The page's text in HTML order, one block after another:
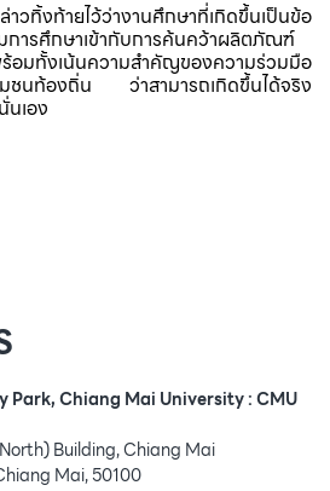
งท้ายไว้ว่างานศึกษาที่เกิดขึ้นเป็นข้อ
การศึกษาเข้ากับการค้นคว้าผลิตภัณฑ์
งเน้นความสำคัญของความร่วมมือ
มชนท้องถิ่น ว่าสามารถเกิดขึ้นได้จริง
นเอง
Park, Chiang Mai University : CMU
Building, Chiang Mai
Mai, 50100